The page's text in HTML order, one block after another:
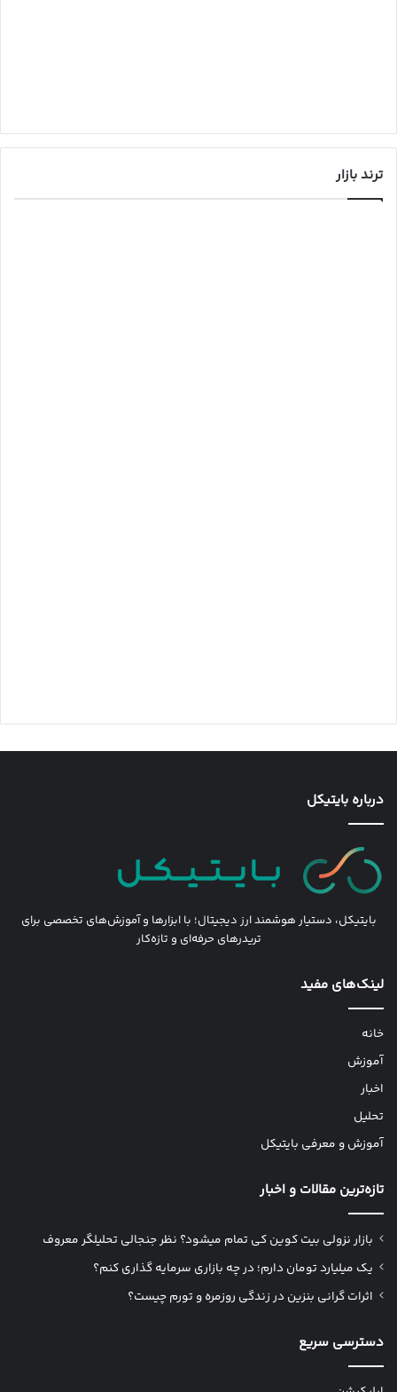
ترند بازار
درباره بایتیکل
بایتیکل، دستیار هوشمند ارز دیجیتال؛ با ابزارها و آموزش‌های تخصصی برای
تریدرهای حرفه‌ای و تازه‌کار
لینک‌های مفید
خانه
آموزش
اخبار
تحلیل
آموزش و معرفی بایتیکل
تازه‌ترین مقالات و اخبار
بازار نزولی بیت کوین کی تمام میشود؟ نظر جنجالی تحلیلگر معروف
یک میلیارد تومان دارم؛ در چه بازاری سرمایه گذاری کنم؟
اثرات گرانی بنزین در زندگی روزمره و تورم چیست؟
دسترسی سریع